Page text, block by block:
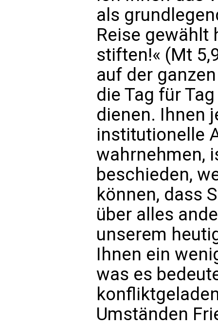
als
Reise gewählt
stiften!« (Mt
auf der
die Tag für
dienen. Ihnen
institutionelle
wahrnehmen,
beschieden,
können, dass
über alles
unserem
Ihnen ein
was es
Umständen